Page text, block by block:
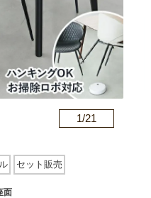
1/21
セット販売
化粧板
面